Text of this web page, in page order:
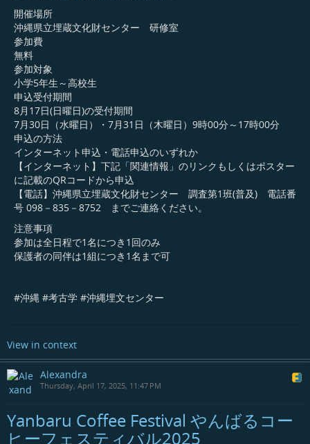
開催場所
沖縄県立埋蔵文化財センター 研修室
参加費
無料
参加対象
小学5年生～高校生
申込受付期間
8月17日(日曜日)の受付期間
7月30日（水曜日）・7月31日（木曜日）9時00分～17時00分
申込の方法
インターネット申込・電話申込のいずれか
【インターネット】下記「関連情報」のリンクもしくはポスター
に記載のQRコードから申込
【電話】沖縄県立埋蔵文化財センター 調査第1班(普及) 電話番
号 098－835－8752 までご連絡ください。
注意事項
参加は全日程で1名につき1回のみ
保護者の同伴は1組につき1名まで可
#沖縄 #考古学 #沖縄埋文センター
View in context
Alexandra
Thursday, April 17, 2025, 11:47 PM
Yanbaru Coffee Festival やんばるコー
ヒーフェスティバル2025